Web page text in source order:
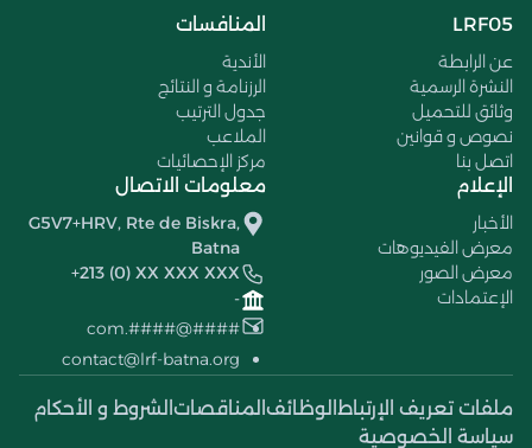
LRF05
عن الرابطة
النشرة الرسمية
وثائق للتحميل
نصوص و قوانين
اتصل بنا
المنافسات
الأندية
الرزنامة و النتائج
جدول الترتيب
الملاعب
مركز الإحصائيات
الإعلام
الأخبار
معرض الفيديوهات
معرض الصور
الإعتمادات
معلومات الاتصال
G5V7+HRV, Rte de Biskra,
Batna
+213 (0) XX XXX XXX
-
####@####.com
contact@lrf-batna.org
ملفات تعريف الإرتباط الوظائف المناقصات الشروط و الأحكام
سياسة الخصوصية